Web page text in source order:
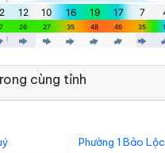
cùng tỉnh
Phường 1 Bảo Lộc